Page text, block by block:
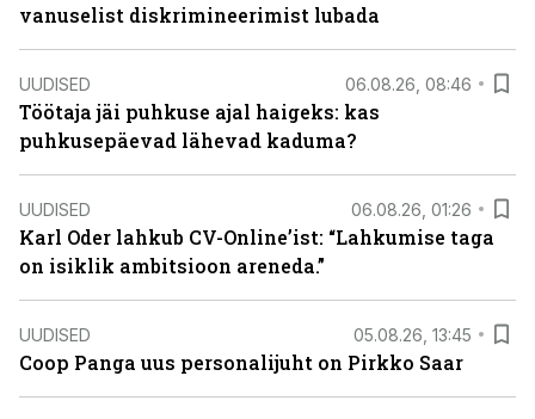
vanuselist diskrimineerimist lubada
UUDISED 06.08.26, 08:46
Töötaja jäi puhkuse ajal haigeks: kas
puhkusepäevad lähevad kaduma?
UUDISED 06.08.26, 01:26
Karl Oder lahkub CV-Online’ist: “Lahkumise taga
on isiklik ambitsioon areneda.”
UUDISED 05.08.26, 13:45
Coop Panga uus personalijuht on Pirkko Saar